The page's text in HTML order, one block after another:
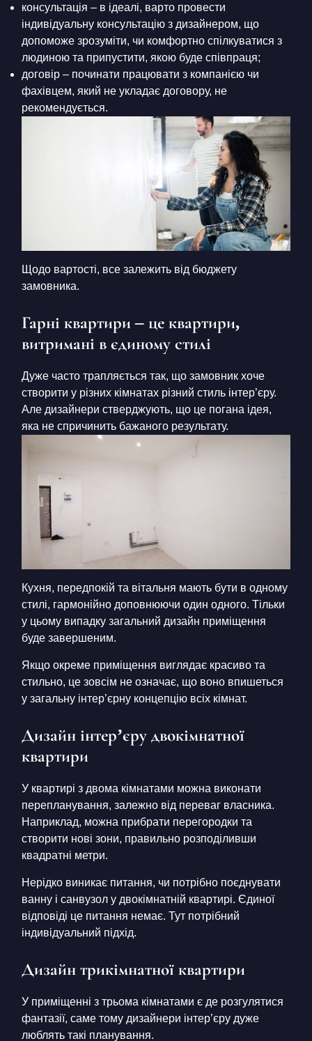
консультація – в ідеалі, варто провести
індивідуальну консультацію з дизайнером, що
допоможе зрозуміти, чи комфортно спілкуватися з
людиною та припустити, якою буде співпраця;
договір – починати працювати з компанією чи
фахівцем, який не укладає договору, не
рекомендується.
Щодо вартості, все залежить від бюджету
замовника.
Гарні квартири – це квартири,
витримані в єдиному стилі
Дуже часто трапляється так, що замовник хоче
створити у різних кімнатах різний стиль інтер’єру.
Але дизайнери стверджують, що це погана ідея,
яка не спричинить бажаного результату.
Кухня, передпокій та вітальня мають бути в одному
стилі, гармонійно доповнюючи один одного. Тільки
у цьому випадку загальний дизайн приміщення
буде завершеним.
Якщо окреме приміщення виглядає красиво та
стильно, це зовсім не означає, що воно впишеться
у загальну інтер’єрну концепцію всіх кімнат.
Дизайн інтер’єру двокімнатної
квартири
У квартирі з двома кімнатами можна виконати
перепланування, залежно від переваг власника.
Наприклад, можна прибрати перегородки та
створити нові зони, правильно розподіливши
квадратні метри.
Нерідко виникає питання, чи потрібно поєднувати
ванну і санвузол у двокімнатній квартирі. Єдиної
відповіді це питання немає. Тут потрібний
індивідуальний підхід.
Дизайн трикімнатної квартири
У приміщенні з трьома кімнатами є де розгулятися
фантазії, саме тому дизайнери інтер’єру дуже
люблять такі планування.